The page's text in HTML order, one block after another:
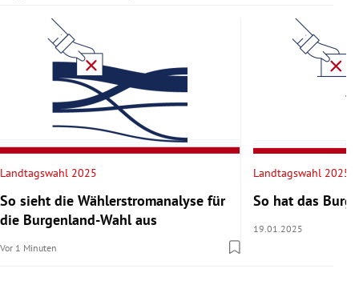
Landtagswahl 2025
So sieht die Wählerstromanalyse für
die Burgenland-Wahl aus
Vor 1 Minuten
Landtagswahl 2025
So hat das
19.01.2025